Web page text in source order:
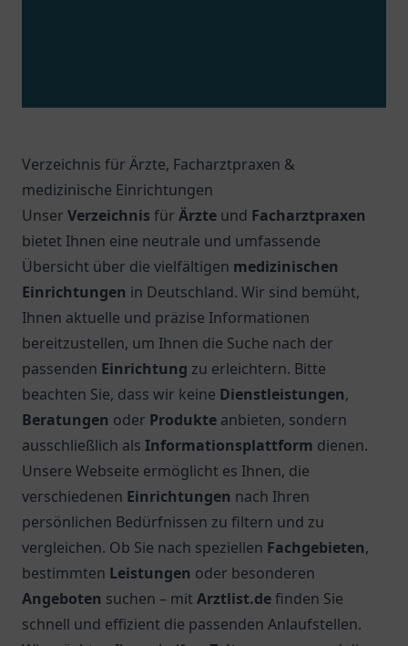
Verzeichnis für Ärzte, Facharztpraxen &
medizinische Einrichtungen
Unser Verzeichnis für Ärzte und Facharztpraxen
bietet Ihnen eine neutrale und umfassende
Übersicht über die vielfältigen medizinischen
Einrichtungen in Deutschland. Wir sind bemüht,
Ihnen aktuelle und präzise Informationen
bereitzustellen, um Ihnen die Suche nach der
passenden Einrichtung zu erleichtern. Bitte
beachten Sie, dass wir keine Dienstleistungen,
Beratungen oder Produkte anbieten, sondern
ausschließlich als Informationsplattform dienen.
Unsere Webseite ermöglicht es Ihnen, die
verschiedenen Einrichtungen nach Ihren
persönlichen Bedürfnissen zu filtern und zu
vergleichen. Ob Sie nach speziellen Fachgebieten,
bestimmten Leistungen oder besonderen
Angeboten suchen – mit Arztlist.definden Sie
schnell und effizient die passenden Anlaufstellen.